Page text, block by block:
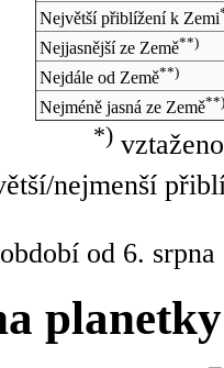
Největší přiblížení k Zemi
Nejjasnější ze Země**)
Nejdále od Země**)
Nejméně jasná ze Země**)
*)
nejmenší
od 6.